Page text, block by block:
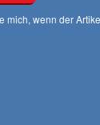
mich, wenn der